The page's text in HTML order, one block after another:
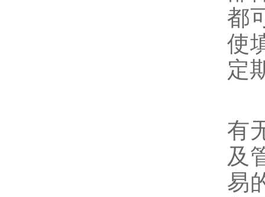
都
使
定
有
及
易